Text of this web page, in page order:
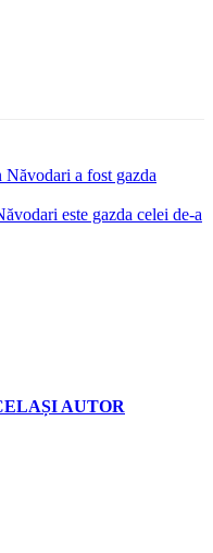
Năvodari a fost gazda
este gazda celei de-a
AUTOR